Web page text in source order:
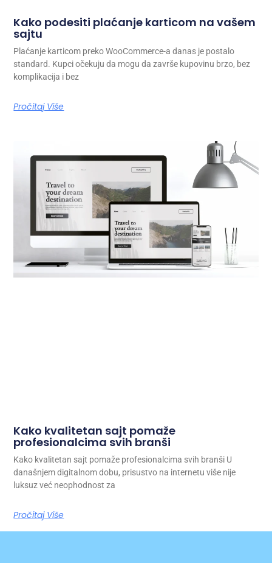
Kako podesiti plaćanje karticom na vašem
sajtu
Plaćanje karticom preko WooCommerce-a danas je postalo
standard. Kupci očekuju da mogu da završe kupovinu brzo, bez
komplikacija i bez
Pročitaj Više
Kako kvalitetan sajt pomaže
profesionalcima svih branši
Kako kvalitetan sajt pomaže profesionalcima svih branši U
današnjem digitalnom dobu, prisustvo na internetu više nije
luksuz već neophodnost za
Pročitaj Više